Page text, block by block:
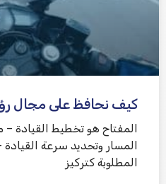
كيف نحافظ على مجال
المفتاح هو تخطيط القيادة
المسار وتحديد سرعة القيادة
المطلوبة كتركيز